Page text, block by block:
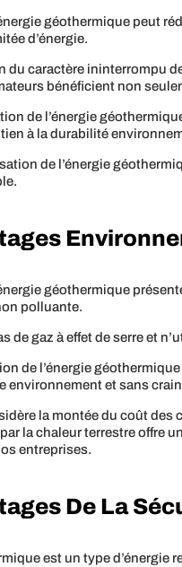
géothermique peut
d’énergie.
du caractère ininterrompu
bénéficient non
de l’énergie
à la durabilité
de l’énergie
géothermique
polluante.
de gaz à effet de serre et
de l’énergie
environnement et sans
la montée du coût
la chaleur terrestre offre
entreprises.
De La
est un type